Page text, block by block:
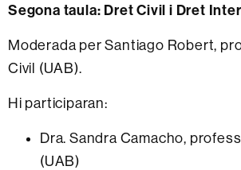
Segona taula: Dret Civil i Dret
Moderada per Santiago Robert,
Civil (UAB).
Hi participaran:
Dra. Sandra Camacho,
(UAB)